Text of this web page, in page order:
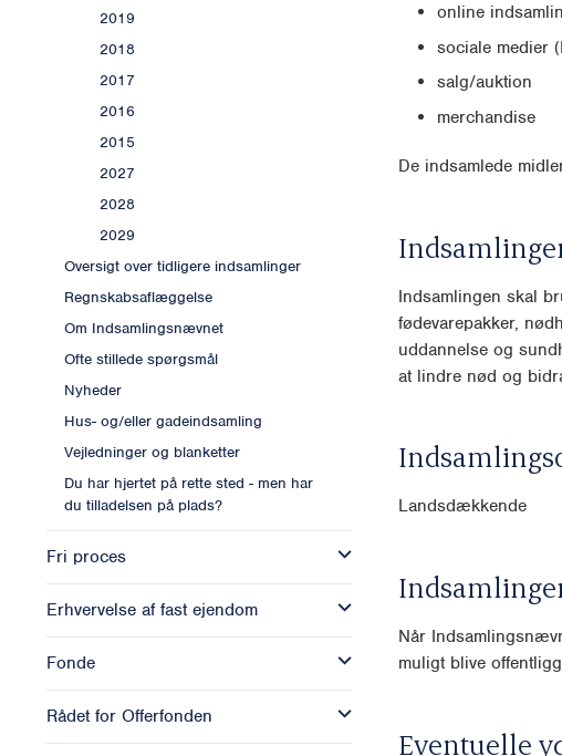
2019
2018
2017
2016
2015
2027
2028
2029
Oversigt over tidligere indsamlinger
Regnskabsaflæggelse
Om Indsamlingsnævnet
Ofte stillede spørgsmål
Nyheder
Hus- og/eller gadeindsamling
Vejledninger og blanketter
Du har hjertet på rette sted - men har
du tilladelsen på plads?
Fri proces
Erhvervelse af fast ejendom
Fonde
Rådet for Offerfonden
online
sociale medier
salg/auktion
merchandise
De indsamlede
Indsamlingen skal
fødevarepakker,
uddannelse og
at lindre nød og
Landsdækkende
Når
muligt blive
Eventuelle